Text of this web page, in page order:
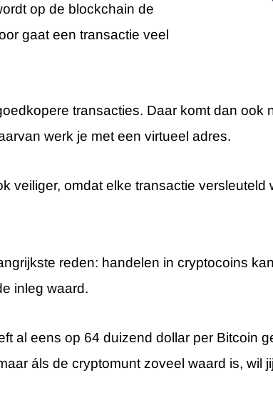
op de blockchain de
gaat een transactie veel
transacties. Daar komt dan ook
werk je met een virtueel adres.
veiliger, omdat elke transactie
reden: handelen in cryptocoins
inleg waard.
al eens op 64 duizend dollar per Bitcoin
áls de cryptomunt zoveel waard is, wil